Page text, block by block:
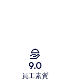
9.0
員工素質